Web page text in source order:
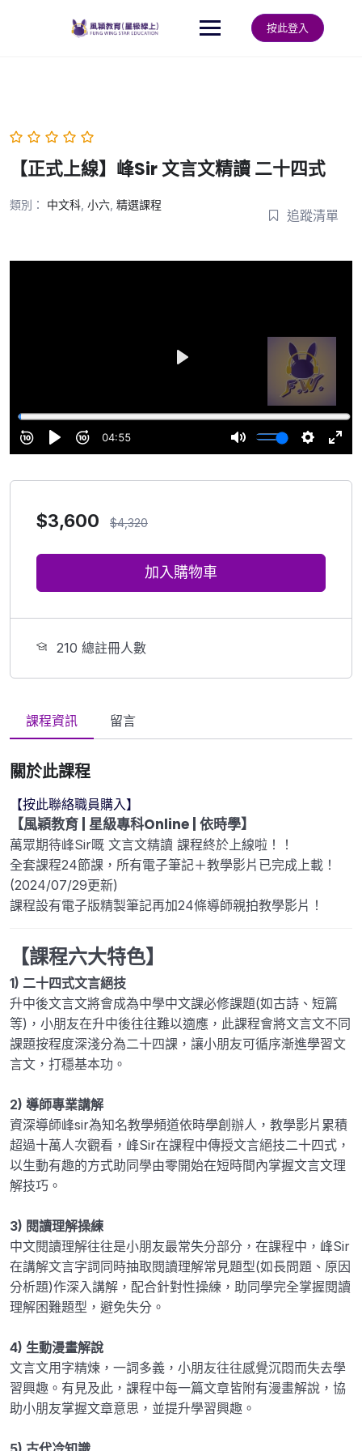
按此登入
【正式上線】峰Sir 文言文精讀 二十四式
類別： 中文科 小六 精選課程
追蹤清單
$3,600 $4,320
加入購物車
210 總註冊人數
課程資訊 留言
關於此課程
【按此聯絡職員購入】
【風穎教育 | 星級專科Online | 依時學】
萬眾期待峰Sir嘅 文言文精讀 課程終於上線啦！！
全套課程24節課，所有電子筆記＋教學影片已完成上載！
(2024/07/29更新)
課程設有電子版精製筆記再加24條導師親拍教學影片！
【課程六大特色】
1) 二十四式文言絕技
升中後文言文將會成為中學中文課必修課題(如古詩、短篇
等)，小朋友在升中後往往難以適應，此課程會將文言文不同
課題按程度深淺分為二十四課，讓小朋友可循序漸進學習文
言文，打穩基本功。
2) 導師專業講解
資深導師峰sir為知名教學頻道依時學創辦人，教學影片累積
超過十萬人次觀看，峰Sir在課程中傳授文言絕技二十四式，
以生動有趣的方式助同學由零開始在短時間內掌握文言文理
解技巧。
3) 閱讀理解操練
中文閱讀理解往往是小朋友最常失分部分，在課程中，峰Sir
在講解文言字詞同時抽取閱讀理解常見題型(如長問題、原因
分析題)作深入講解，配合針對性操練，助同學完全掌握閱讀
理解困難題型，避免失分。
4) 生動漫畫解說
文言文用字精煉，一詞多義，小朋友往往感覺沉悶而失去學
習興趣。有見及此，課程中每一篇文章皆附有漫畫解說，協
助小朋友掌握文章意思，並提升學習興趣。